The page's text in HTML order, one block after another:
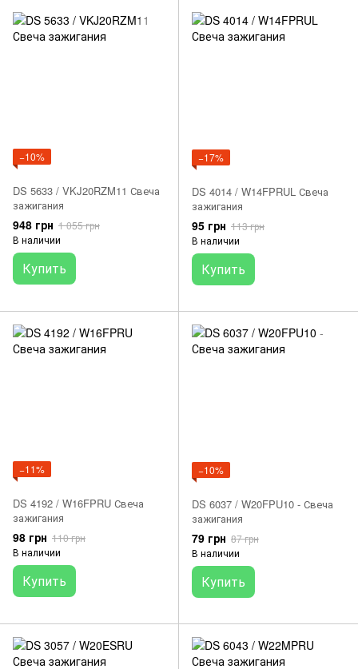
−10%
DS 5633 / VKJ20RZM11 Свеча
зажигания
948 грн 1 055 грн
В наличии
Купить
−17%
DS 4014 / W14FPRUL Свеча
зажигания
95 грн 113 грн
В наличии
Купить
−11%
DS 4192 / W16FPRU Свеча
зажигания
98 грн 110 грн
В наличии
Купить
−10%
DS 6037 / W20FPU10 - Свеча
зажигания
79 грн 87 грн
В наличии
Купить